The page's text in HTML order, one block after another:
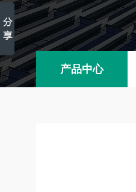
产品中心